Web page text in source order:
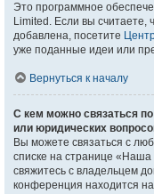
Это программное
Limited. Если вы считаете,
добавлена, посетите
уже поданные идеи или
Вернуться к началу
С кем можно связаться по
или юридических
Вы можете связаться с
списке на странице
свяжитесь с владельцем
конференция находится